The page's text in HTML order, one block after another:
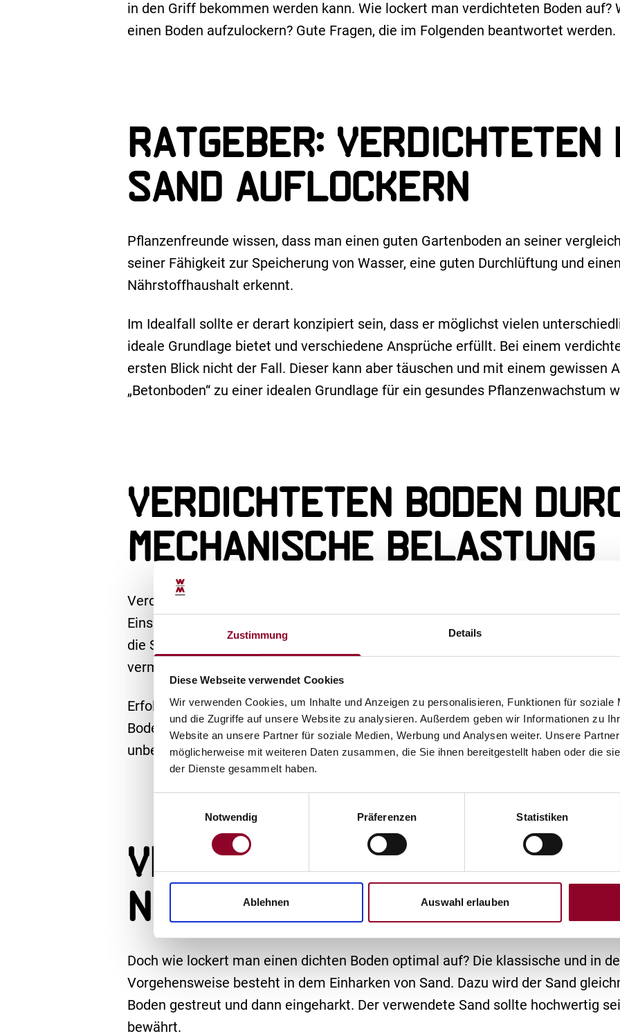
Zustimmung Details
Diese Webseite verwendet Cookies
Wir verwenden Cookies, um Inhalte und Anzeigen zu personalisieren, Funktionen für soziale
und die Zugriffe auf unsere Website zu analysieren. Außerdem geben wir Informationen zu
Website an unsere Partner für soziale Medien, Werbung und Analysen weiter. Unsere
möglicherweise mit weiteren Daten zusammen, die Sie ihnen bereitgestellt haben oder die
der Dienste gesammelt haben.
Notwendig
Präferenzen Statistiken
Ablehnen Auswahl erlauben
in den Griff bekommen werden kann. Wie lockert man verdichteten Boden auf?
einen Boden aufzulockern? Gute Fragen, die im Folgenden beantwortet werden.
Ratgeber: Verdichteten
Sand auflockern
Pflanzenfreunde wissen, dass man einen guten Gartenboden an seiner
seiner Fähigkeit zur Speicherung von Wasser, eine guten Durchlüftung und
Nährstoffhaushalt erkennt.
Im Idealfall sollte er derart konzipiert sein, dass er möglichst vielen
ideale Grundlage bietet und verschiedene Ansprüche erfüllt. Bei einem
ersten Blick nicht der Fall. Dieser kann aber täuschen und mit einem gewissen
„Betonboden“ zu einer idealen Grundlage für ein gesundes Pflanzenwachstum
Verdichteten Boden
mechanische Belastung
Verdichtete Böden entstehen, wenn schwere Bau- oder
Einsatz kommen. Auch Lastkraftwagen können Böden verdichten, wobei ein
die Sache noch schlimmer macht. Folgeschäden können eigentlich nur mit
vermieden werden.
Erfolgt eine solche nicht, wird die Belüftung durch die Struktur noch weiter
Boden jedoch optimal genutzt werden können, braucht es Sauerstoff. Verdichtet
unbedingt aufgelockert werden, daran führt kein Weg dran vorbei.
Verdichteten Boden
nachhaltig auflockern
Doch wie lockert man einen dichten Boden optimal auf? Die klassische und in
Vorgehensweise besteht in dem Einharken von Sand. Dazu wird der Sand
Boden gestreut und dann eingeharkt. Der verwendete Sand sollte hochwertig
bewährt.